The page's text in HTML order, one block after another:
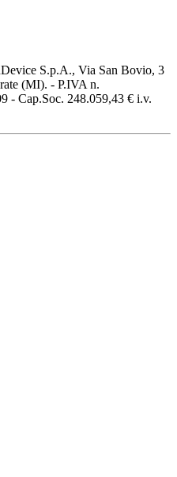
S.p.A., Via San Bovio, 3
(MI). - P.IVA n.
- Cap.Soc. 248.059,43 € i.v.